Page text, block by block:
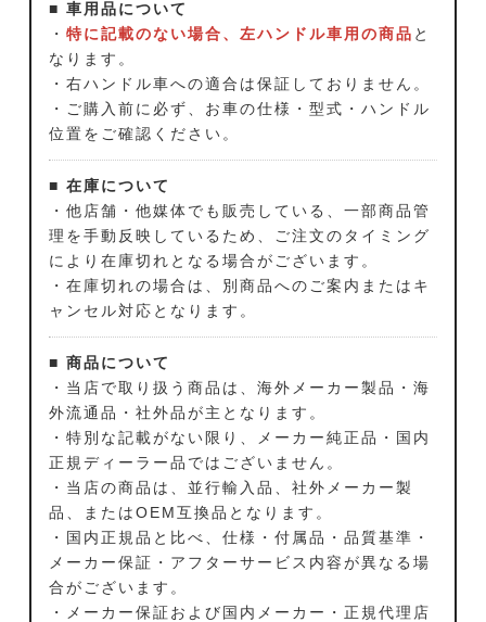
■ 車用品について
・ 特に記載のない場合、左ハンドル車用の商品 と
なります。
・右ハンドル車への適合は保証しておりません。
・ご購入前に必ず、お車の仕様・型式・ハンドル
位置をご確認ください。
■ 在庫について
・他店舗・他媒体でも販売している、一部商品管
理を手動反映しているため、ご注文のタイミング
により在庫切れとなる場合がございます。
・在庫切れの場合は、別商品へのご案内またはキ
ャンセル対応となります。
■ 商品について
・当店で取り扱う商品は、海外メーカー製品・海
外流通品・社外品が主となります。
・特別な記載がない限り、メーカー純正品・国内
正規ディーラー品ではございません。
・当店の商品は、並行輸入品、社外メーカー製
品、またはOEM互換品となります。
・国内正規品と比べ、仕様・付属品・品質基準・
メーカー保証・アフターサービス内容が異なる場
合がございます。
・メーカー保証および国内メーカー・正規代理店